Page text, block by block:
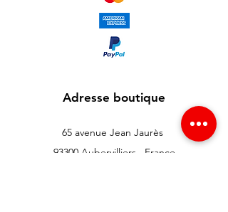
Adresse boutique
65 avenue Jean Jaurès
93300 Aubervilliers , France